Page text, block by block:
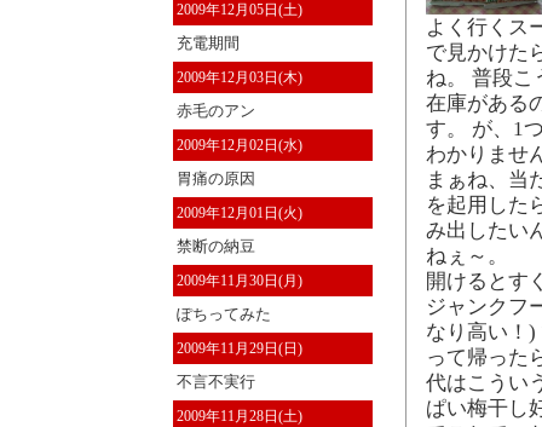
2009年12月05日(土)
充電期間
2009年12月03日(木)
赤毛のアン
2009年12月02日(水)
胃痛の原因
2009年12月01日(火)
禁断の納豆
2009年11月30日(月)
ぽちってみた
2009年11月29日(日)
不言不実行
2009年11月28日(土)
よく行くス
で見かけた
ね。 普段こ
在庫がある
す。 が、1
わかりませ
まぁね、当
を起用した
み出したい
ねぇ～。
開けるとす
ジャンクフ
なり高い！
って帰った
代はこうい
ぱい梅干し